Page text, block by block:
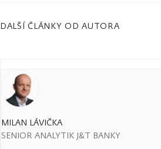
DALŠÍ ČLÁNKY OD AUTORA
MILAN LÁVIČKA
SENIOR ANALYTIK J&T BANKY